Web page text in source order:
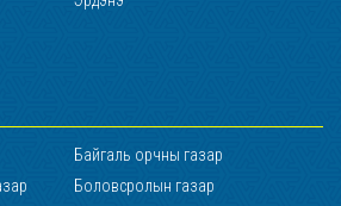
Байгаль орчны газар
Боловсролын газар